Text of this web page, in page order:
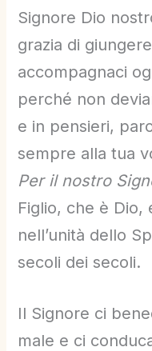
Signore Dio
grazia di
accompagnaci
perché non
e in pensieri,
sempre alla tua
Per il nostro
Figlio, che è Dio,
nell’unità dello
secoli dei secoli.
Il Signore ci
male e ci